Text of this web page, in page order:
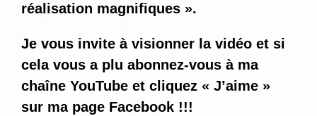
réalisation magnifiques ».
Je vous invite à visionner la vidéo et si
cela vous a plu abonnez-vous à ma
chaîne YouTube et cliquez « J’aime »
sur ma page Facebook !!!